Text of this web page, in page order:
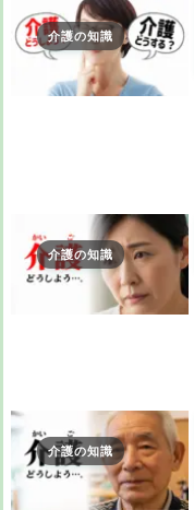
介護の知識
介護の知識
介護の知識